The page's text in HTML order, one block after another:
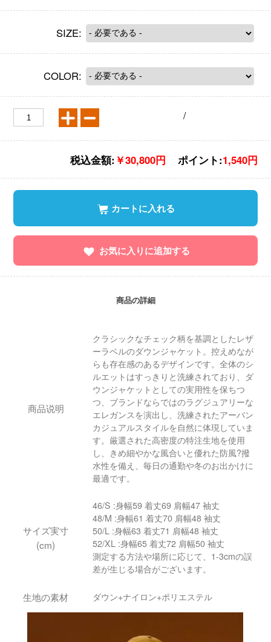
SIZE:
COLOR:
/
税込金額: ￥30,800円 ポイント:1,540円
カートに入れる
お気に入りに追加する
商品の詳細
商品说明
クラシックなチェック柄を基調としたレザ
ーラベルのダウンジャケット。控えめなが
らも存在感のあるデザインです。全体のシ
ルエットはすっきりと洗練されており、ダ
ウンジャケットとしての実用性を保ちつ
つ、ブランドならではのラグジュアリーな
エレガンスを演出し、洗練されたアーバン
カジュアルスタイルを自然に体現していま
す。厳選された高密度の特注生地を使用
し、きめ細やかな風合いと優れた防風?撥
水性を備え、毎日の通勤や冬のお出かけに
最適です。
サイズ実寸
(cm)
46/S :身幅59 着丈69 肩幅47 袖丈
48/M :身幅61 着丈70 肩幅48 袖丈
50/L :身幅63 着丈71 肩幅48 袖丈
52/XL :身幅65 着丈72 肩幅50 袖丈
測定する方法や場所に応じて、1-3cmの誤
差が生じる場合がございます。
生地の素材 ダウン+ナイロン+ポリエステル